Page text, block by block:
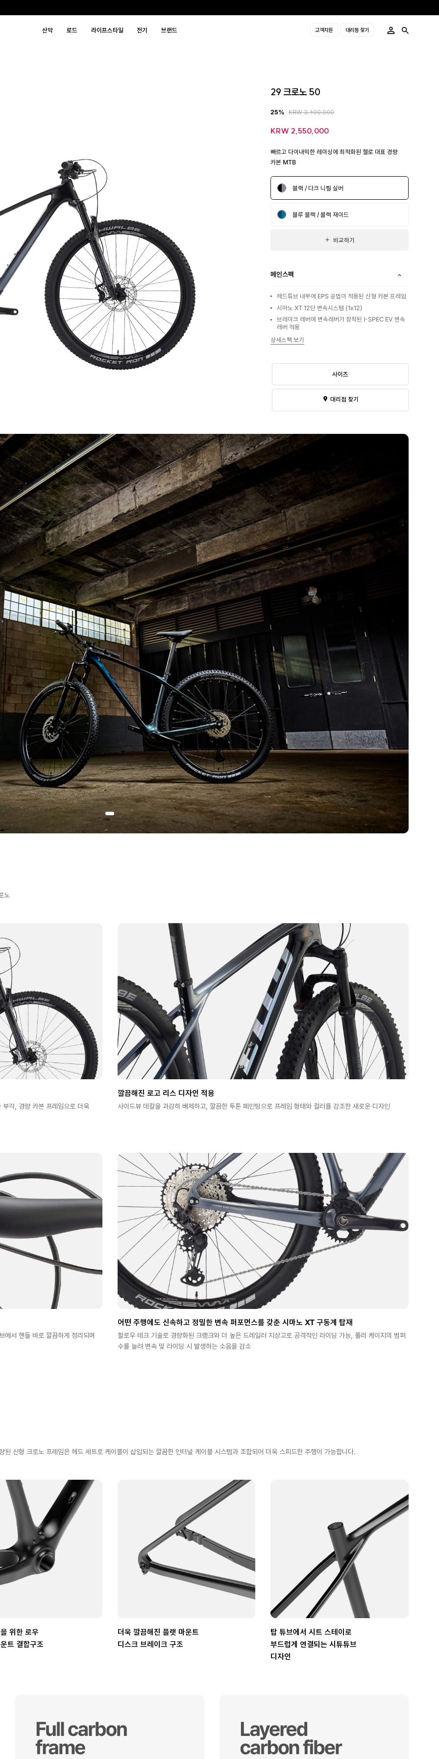
산악 로드 라이프스타일 전기 브랜드 고객지원 대리점 찾기
29 크로노 50
25% KRW 3,400,000
KRW 2,550,000
빠르고 다이내믹한 레이싱에 최적화된 첼로 대표 경량
카본 MTB
블랙 / 다크 니켈 실버
블루 블랙 / 블랙 재이드
비교하기
메인스펙
헤드튜브 내부에 EPS 공법이 적용된 신형 카본 프레임
시마노 XT 12단 변속시스템 (1x12)
브레이크 레버에 변속레버가 장착된 I-SPEC EV 변속
레버 적용
상세스펙 보기
사이즈
대리점 찾기
노
각, 경량 카본 프레임으로 더욱
깔끔해진 로고 리스 디자인 적용
사이드뷰 데칼을 과감히 배제하고, 깔끔한 투톤 페인팅으로 프레임 형태와 컬러를 강조한 새로운 디자인
에서 핸들 바로 깔끔하게 정리되며
어떤 주행에도 신속하고 정밀한 변속 퍼포먼스를 갖춘 시마노 XT 구동계 탑재
할로우 테크 기술로 경량화된 크랭크와 더 높은 드레일러 지상고로 공격적인 라이딩 가능, 풀리 케이지의 범퍼
수를 늘려 변속 및 라이딩 시 발생하는 소음을 감소
신형 크로노 프레임은 헤드 세트로 케이블이 삽입되는 깔끔한 인터널 케이블 시스템과 조합되어 더욱 스피드한 주행이 가능합니다.
위한 로우
트 결합구조
더욱 깔끔해진 플랫 마운트
디스크 브레이크 구조
탑 튜브에서 시트 스테이로
부드럽게 연결되는 시튜튜브
디자인